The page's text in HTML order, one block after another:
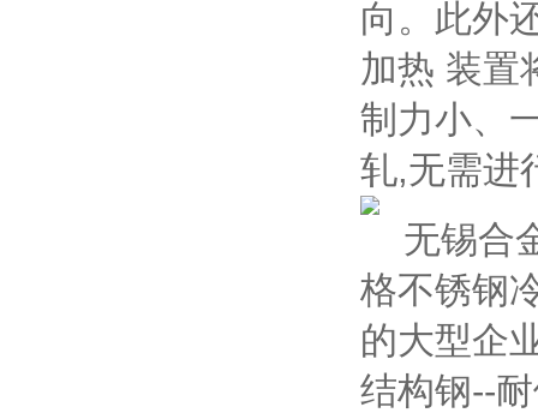
向。此外
加热 装置
制力小、
轧,无需进
无锡合
格不锈钢
的大型企
结构钢--